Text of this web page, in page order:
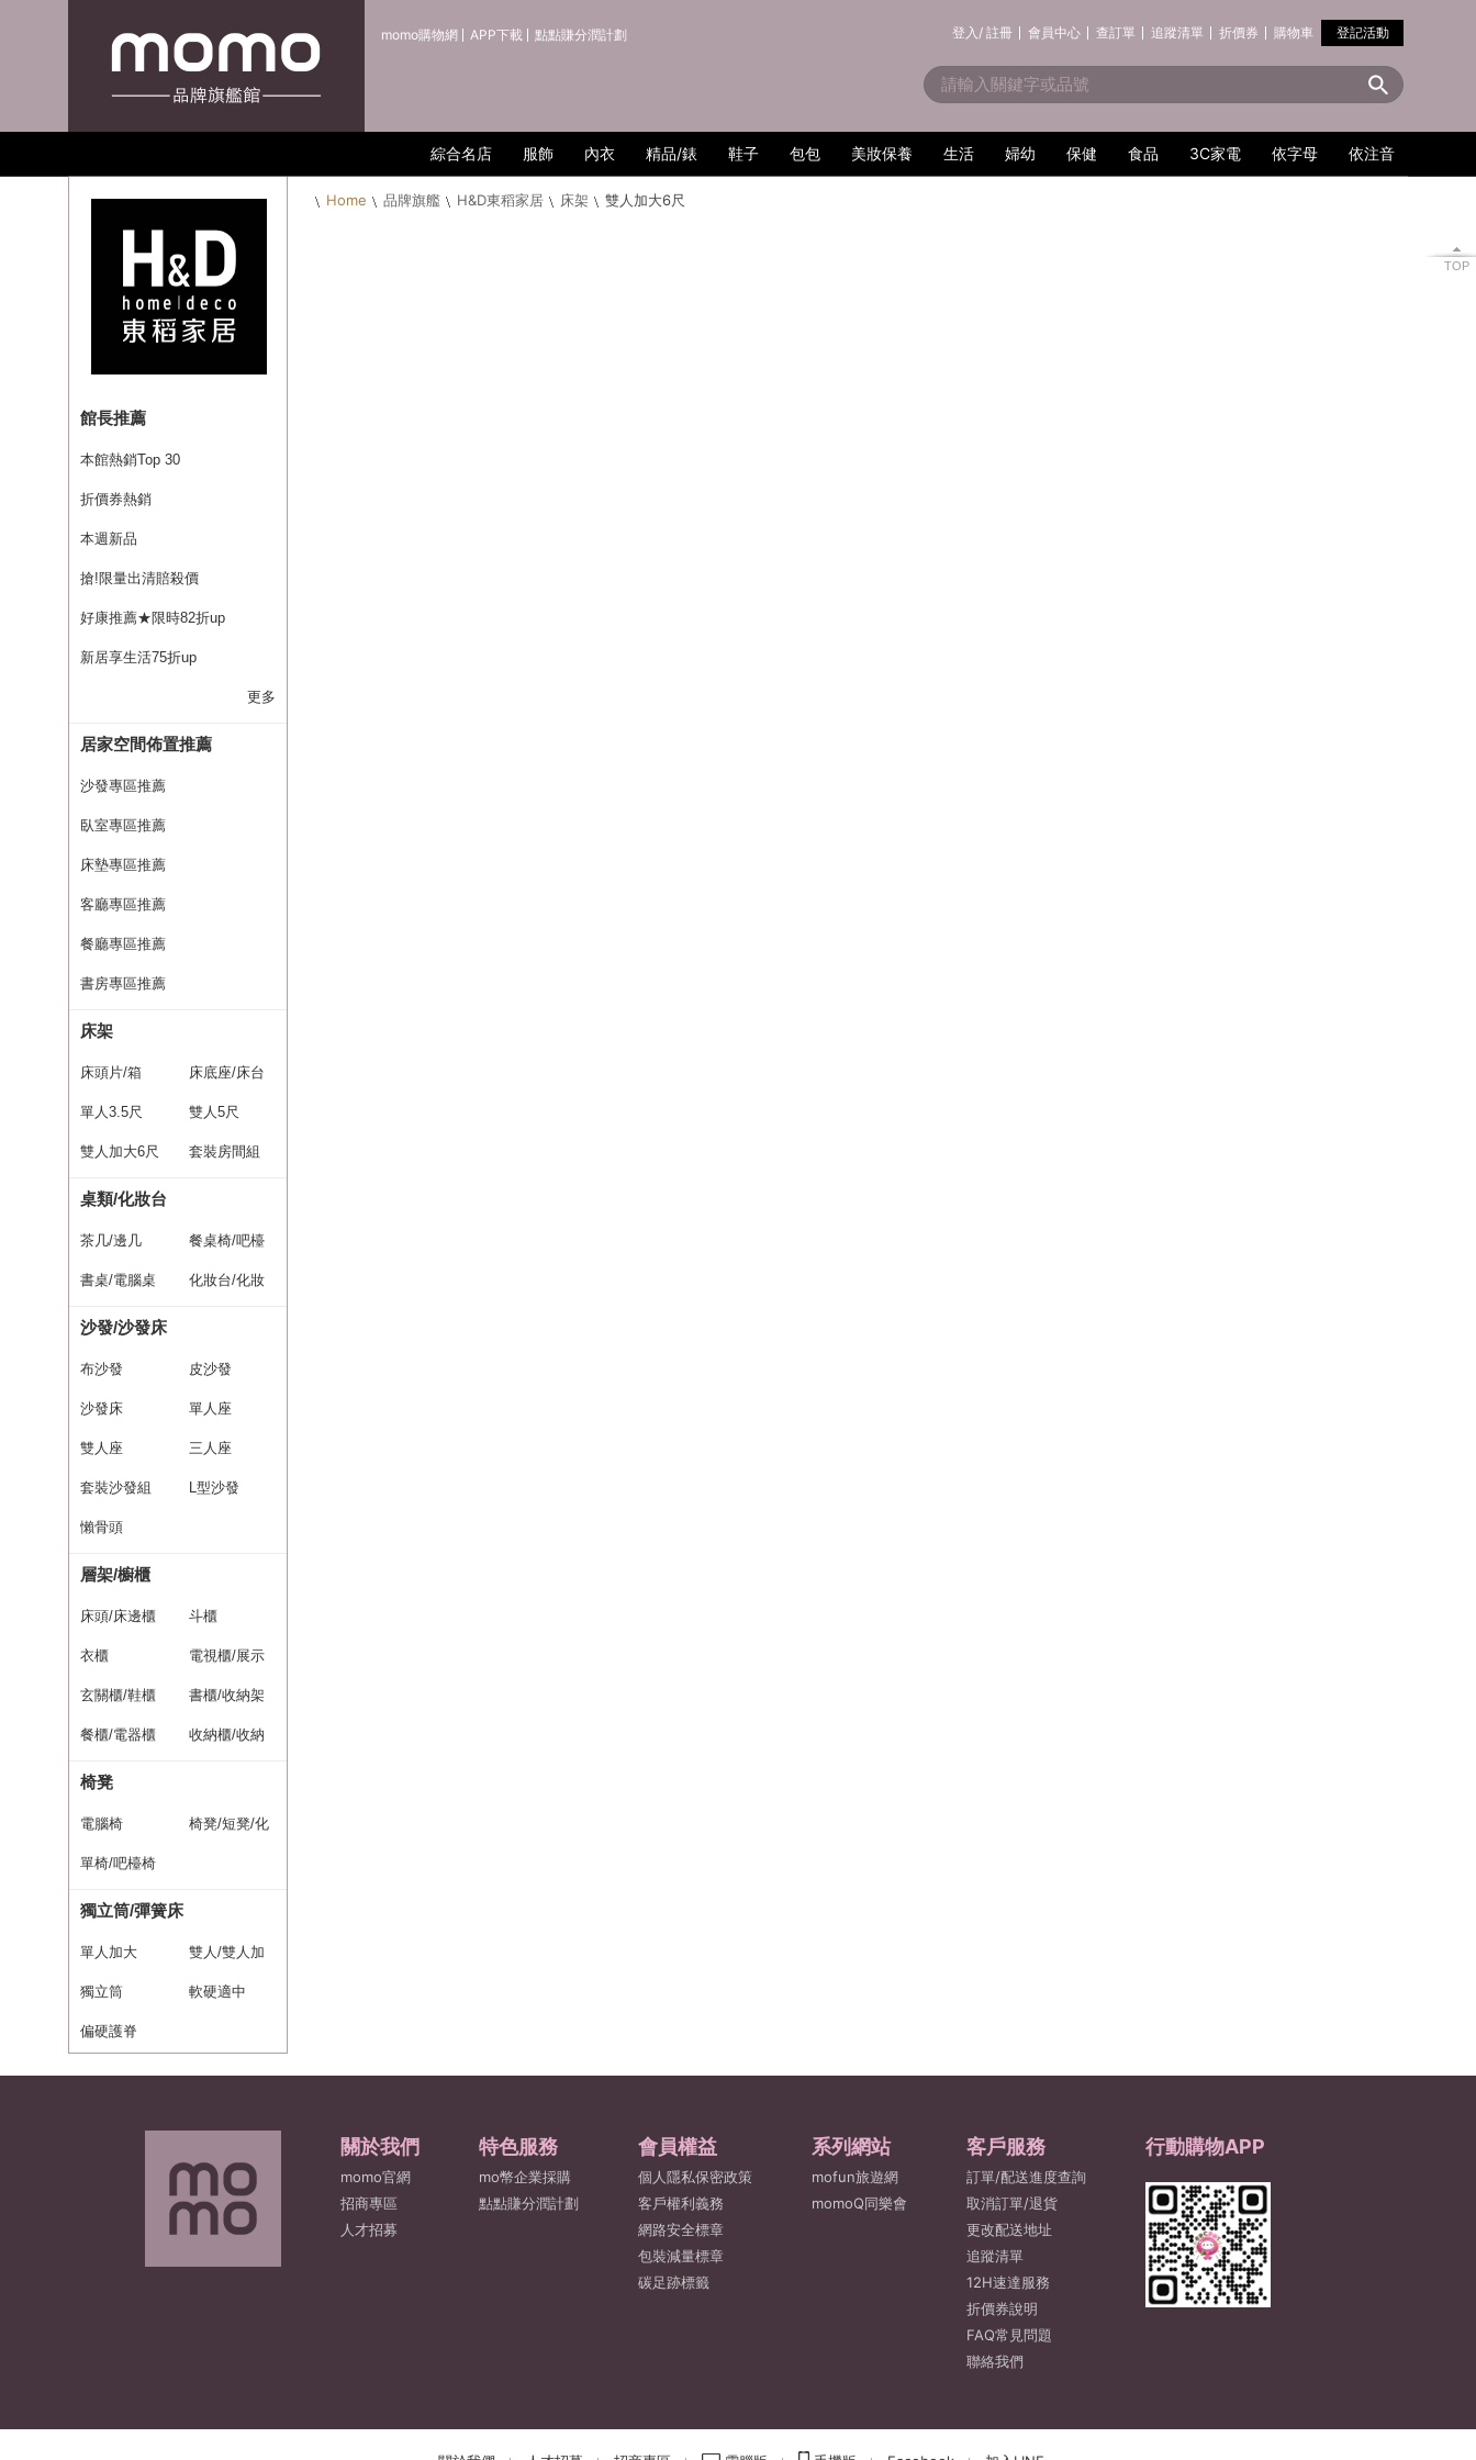
momo購物網 APP下載 點點賺分潤計劃 登記活動
登入/ 註冊 會員中心 查訂單 追蹤清單 折價券 購物車
綜合名店 服飾 內衣 精品/錶 鞋子 包包 美妝保養 生活 婦幼 保健 食品 3C家電 依字母 依注音
Home 品牌旗艦 H&D東稻家居 床架 雙人加大6尺
館長推薦
本館熱銷Top 30
折價券熱銷
本週新品
搶!限量出清賠殺價
好康推薦★限時82折up
新居享生活75折up
更多
居家空間佈置推薦
沙發專區推薦
臥室專區推薦
床墊專區推薦
客廳專區推薦
餐廳專區推薦
書房專區推薦
床架
床頭片/箱 床底座/床台
單人3.5尺 雙人5尺
雙人加大6尺 套裝房間組
桌類/化妝台
茶几/邊几 餐桌椅/吧檯
桌椅
書桌/電腦桌 化妝台/化妝
沙發/沙發床
布沙發 皮沙發
沙發床 單人座
雙人座 三人座
套裝沙發組 L型沙發
懶骨頭
層架/櫥櫃
床頭/床邊櫃 斗櫃
衣櫃 電視櫃/展示
櫃
玄關櫃/鞋櫃 書櫃/收納架
餐櫃/電器櫃 收納櫃/收納
椅凳
電腦椅 椅凳/短凳/化
單椅/吧檯椅
獨立筒/彈簧床
單人加大 雙人/雙人加
大
獨立筒 軟硬適中
偏硬護脊
TOP
關於我們
momo官網
招商專區
人才招募
特色服務
mo幣企業採購
點點賺分潤計劃
會員權益
個人隱私保密政策
客戶權利義務
網路安全標章
包裝減量標章
碳足跡標籤
系列網站
mofun旅遊網
momoQ同樂會
客戶服務
訂單/配送進度查詢
取消訂單/退貨
更改配送地址
追蹤清單
12H速達服務
折價券說明
FAQ常見問題
聯絡我們
行動購物APP